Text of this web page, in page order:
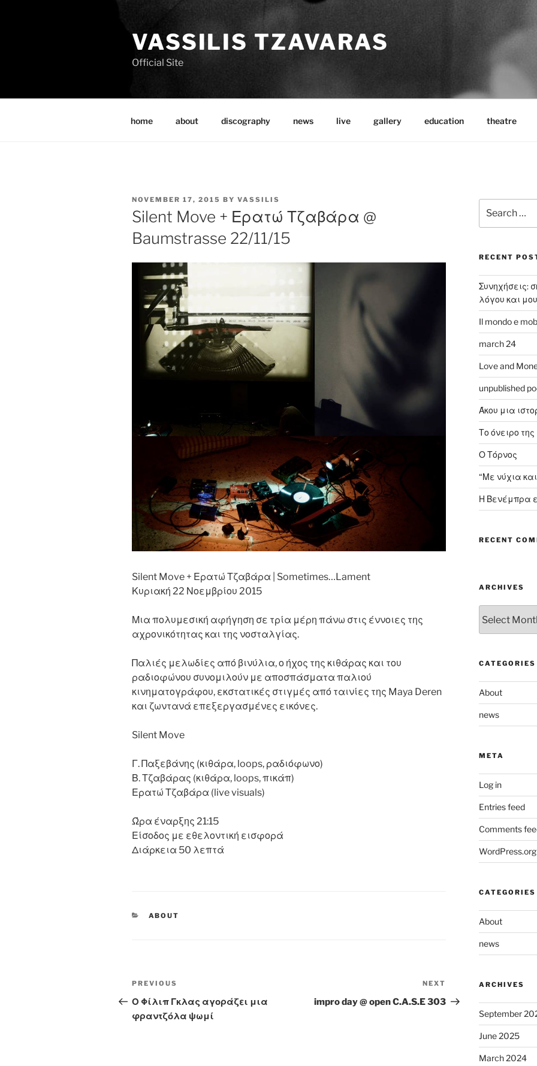
VASSILIS TZAVARAS
Official Site
home about discography news live gallery education theatre
POSTED
ON
NOVEMBER 17, 2015 BY VASSILIS
Silent Move + Ερατώ Τζαβάρα @
Baumstrasse 22/11/15
Silent Move + Ερατώ Τζαβάρα | Sometimes…Lament
Κυριακή 22 Νοεμβρίου 2015
Μια πολυμεσική αφήγηση σε τρία μέρη πάνω στις έννοιες της
αχρονικότητας και της νοσταλγίας.
Παλιές μελωδίες από βινύλια, ο ήχος της κιθάρας και του
ραδιοφώνου συνομιλούν με αποσπάσματα παλιού
κινηματογράφου, εκστατικές στιγμές από ταινίες της Maya Deren
και ζωντανά επεξεργασμένες εικόνες.
Silent Move
Γ. Παξεβάνης (κιθάρα, loops, ραδιόφωνο)
Β. Τζαβάρας (κιθάρα, loops, πικάπ)
Ερατώ Τζαβάρα (live visuals)
Ώρα έναρξης 21:15
Είσοδος με εθελοντική εισφορά
Διάρκεια 50 λεπτά
CATEGORIES
ABOUT
Post
navigation
Previous
Post
PREVIOUS
Ο Φίλιπ Γκλας αγοράζει μια
φραντζόλα ψωμί
Post
NEXT
impro day @ open C.A.S.E 303
for:
RECENT
Συνηχήσεις:
λόγου και
Il mondo e
march 24
Love and
unpublished
Άκου μια
Το όνειρο της
Ο Τόρνος
“Με νύχια
Η Βενέμπρα
RECENT
ARCHIVES
CATEGORIES
About
news
META
Log in
Entries feed
Comments
WordPress.org
CATEGORIES
About
news
ARCHIVES
September
June 2025
March 2024